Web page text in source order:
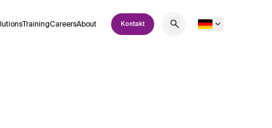
TrainingCareersAbout Kontakt